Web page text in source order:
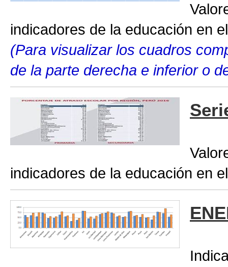
indicadores de la educación en
(Para visualizar los cuadros
de la parte derecha e inferior o
indicadores de la educación en